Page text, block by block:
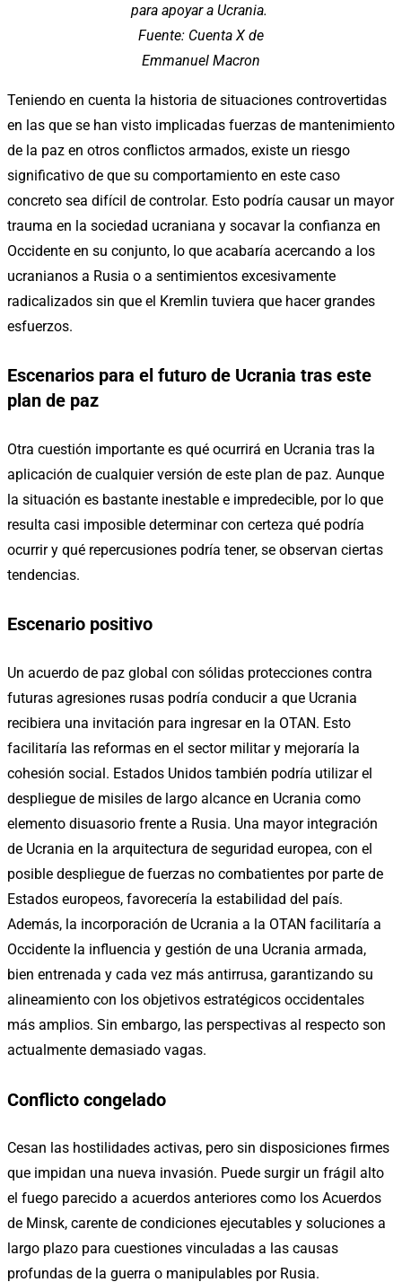
para apoyar a Ucrania.
Fuente: Cuenta X de
Emmanuel Macron
Teniendo en cuenta la historia de situaciones controvertidas
en las que se han visto implicadas fuerzas de mantenimiento
de la paz en otros conflictos armados, existe un riesgo
significativo de que su comportamiento en este caso
concreto sea difícil de controlar. Esto podría causar un mayor
trauma en la sociedad ucraniana y socavar la confianza en
Occidente en su conjunto, lo que acabaría acercando a los
ucranianos a Rusia o a sentimientos excesivamente
radicalizados sin que el Kremlin tuviera que hacer grandes
esfuerzos.
Escenarios para el futuro de Ucrania tras este
plan de paz
Otra cuestión importante es qué ocurrirá en Ucrania tras la
aplicación de cualquier versión de este plan de paz. Aunque
la situación es bastante inestable e impredecible, por lo que
resulta casi imposible determinar con certeza qué podría
ocurrir y qué repercusiones podría tener, se observan ciertas
tendencias.
Escenario positivo
Un acuerdo de paz global con sólidas protecciones contra
futuras agresiones rusas podría conducir a que Ucrania
recibiera una invitación para ingresar en la OTAN. Esto
facilitaría las reformas en el sector militar y mejoraría la
cohesión social. Estados Unidos también podría utilizar el
despliegue de misiles de largo alcance en Ucrania como
elemento disuasorio frente a Rusia. Una mayor integración
de Ucrania en la arquitectura de seguridad europea, con el
posible despliegue de fuerzas no combatientes por parte de
Estados europeos, favorecería la estabilidad del país.
Además, la incorporación de Ucrania a la OTAN facilitaría a
Occidente la influencia y gestión de una Ucrania armada,
bien entrenada y cada vez más antirrusa, garantizando su
alineamiento con los objetivos estratégicos occidentales
más amplios. Sin embargo, las perspectivas al respecto son
actualmente demasiado vagas.
Conflicto congelado
Cesan las hostilidades activas, pero sin disposiciones firmes
que impidan una nueva invasión. Puede surgir un frágil alto
el fuego parecido a acuerdos anteriores como los Acuerdos
de Minsk, carente de condiciones ejecutables y soluciones a
largo plazo para cuestiones vinculadas a las causas
profundas de la guerra o manipulables por Rusia.